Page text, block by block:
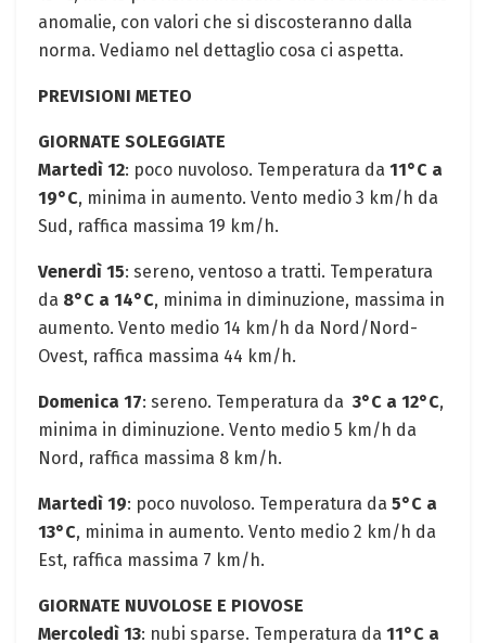
anomalie, con valori che si ⁤discosteranno dalla
norma. Vediamo nel dettaglio⁢ cosa ci aspetta.
PREVISIONI METEO
GIORNATE ⁤SOLEGGIATE
Martedì 12: poco nuvoloso. Temperatura da 11°C a
19°C, ‌minima in⁢ aumento. Vento medio 3 ⁣km/h da
Sud, raffica⁤ massima 19⁤ km/h. ⁣
Venerdì 15: sereno, ventoso a tratti. Temperatura
da 8°C ⁣a 14°C, minima‌ in diminuzione, massima in
aumento. Vento medio 14 km/h da Nord/Nord-
Ovest, raffica massima 44 km/h.
Domenica 17: sereno. ‍Temperatura ⁤da ⁤ 3°C a 12°C,
minima in diminuzione. Vento medio ⁤5 km/h da​
Nord, raffica massima 8⁤ km/h.
Martedì 19:⁤ poco⁢ nuvoloso. Temperatura da‍ 5°C a
13°C, minima⁤ in aumento. Vento medio 2 km/h ⁢da
Est, raffica massima 7 km/h.
GIORNATE ⁤NUVOLOSE E PIOVOSE
Mercoledì 13: nubi sparse.⁤ Temperatura da 11°C a